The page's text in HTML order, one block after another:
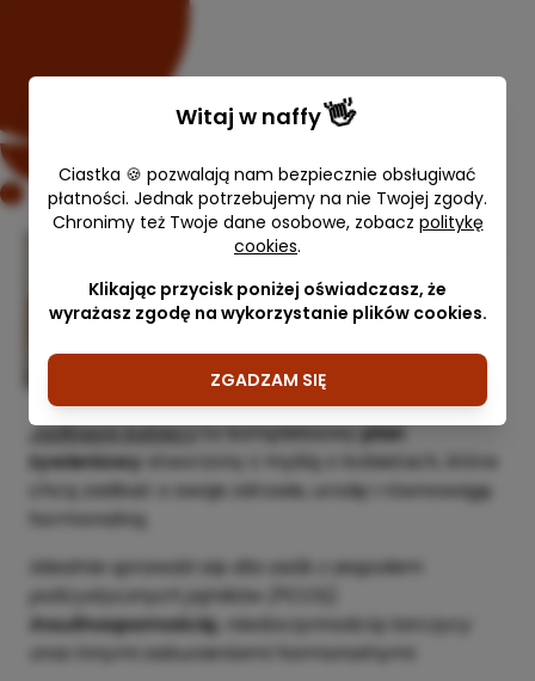
Wiosenny jadłospis kobiecy 1600
kcal
Kinga Polowa - Dietetyk kliniczny
Jadłospis kobiecyto kompleksowyplan
żywieniowy
stworzony z myślą o kobietach, które
chcą zadbać o swoje zdrowie, urodę i równowagę
hormonalną.
Idealnie sprawdzi się dla osób z zespołem
policystycznych jajników (PCOS),
insulinoopornością,
niedoczynnością tarczycy
oraz innymi zaburzeniami hormonalnymi.
Witaj w naffy👋
Ciastka 🍪 pozwalają nam bezpiecznie obsługiwać
płatności. Jednak potrzebujemy na nie Twojej zgody.
Chronimy też Twoje dane osobowe, zobacz politykę
cookies.
Klikając przycisk poniżej oświadczasz, że
wyrażasz zgodę na wykorzystanie plików cookies.
ZGADZAM SIĘ